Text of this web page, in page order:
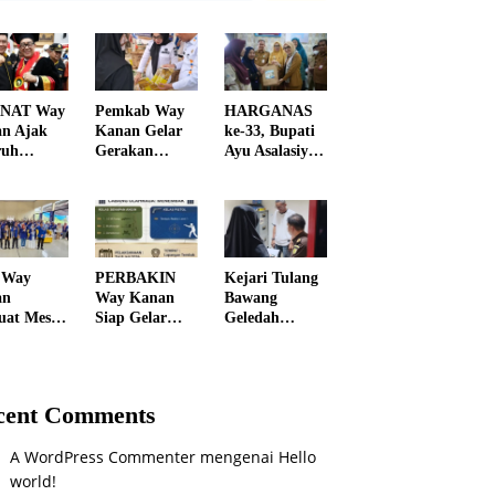
Way
Ajak
Pemkab Way
Kanan Gelar
Gerakan
Warga
Dapatkan
Sembako
Murah dan
Kendalikan
Inflasi
HARGANAS
ke-33, Bupati
Ayu Asalasiyah
Hadir” untuk
Wujudkan
Generasi
Unggul Way
Kanan
Mesin
Dilantik
PERBAKIN
Way Kanan
Siap Gelar
Menembak
Kejari Tulang
Bawang
Geledah
Diusut Serius
Comments
A WordPress Commenter mengenai Hello
world!